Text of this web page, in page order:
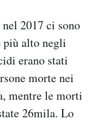
2017 ci sono
alto negli
erano stati
morte nei
mentre le morti
26mila. Lo